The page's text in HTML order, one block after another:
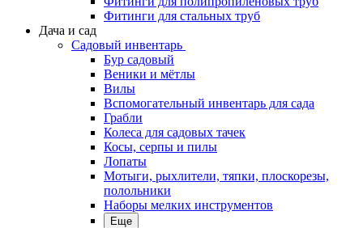
Фитинги для стальных труб
Дача и сад
Садовый инвентарь
Бур садовый
Веники и мётлы
Вилы
Вспомогательный инвентарь для сада
Грабли
Колеса для садовых тачек
Косы, серпы и пилы
Лопаты
Мотыги, рыхлители, тяпки, плоскорезы,
полольники
Наборы мелких инструментов
Еще